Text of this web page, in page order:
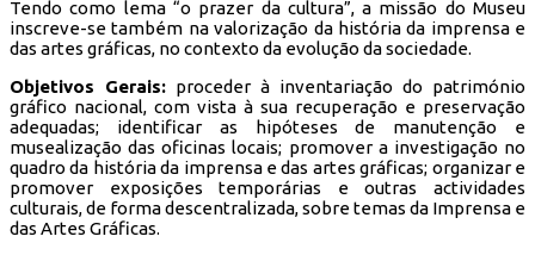
Tendo como lema “o prazer da cultura”, a missão do Museu
inscreve-se também na valorização da história da imprensa e
das artes gráficas, no contexto da evolução da sociedade.
Objetivos Gerais: proceder à inventariação do património
gráfico nacional, com vista à sua recuperação e preservação
adequadas; identificar as hipóteses de manutenção e
musealização das oficinas locais; promover a investigação no
quadro da história da imprensa e das artes gráficas; organizar e
promover exposições temporárias e outras actividades
culturais, de forma descentralizada, sobre temas da Imprensa e
das Artes Gráficas.